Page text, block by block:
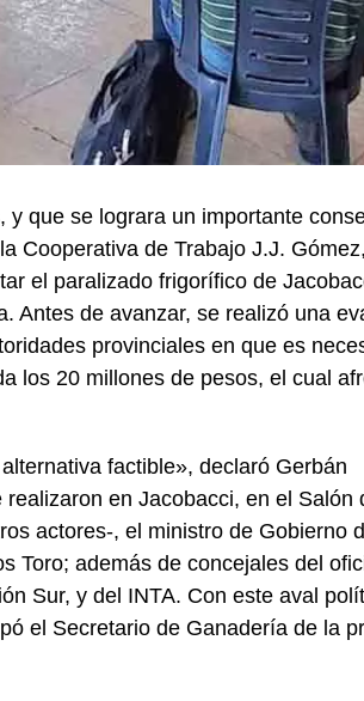
que se lograra un importante
Cooperativa de Trabajo J.J.
el paralizado frigorífico de
Antes de avanzar, se realizó una
provinciales en que es
los 20 millones de pesos, el cual
factible», declaró Gerbán
en Jacobacci, en el Salón
actores-, el ministro de Gobierno
Toro; además de concejales del
Sur, y del INTA. Con este aval
el Secretario de Ganadería de la